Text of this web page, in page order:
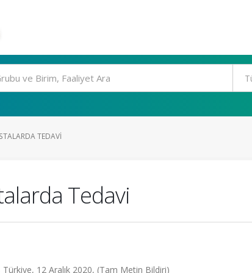
TEDAVI
Tedavi
12 Aralık 2020, (Tam Metin Bildiri)